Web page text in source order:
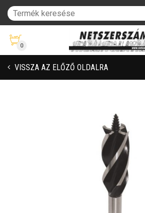
0
VISSZA AZ ELŐZŐ OLDALRA